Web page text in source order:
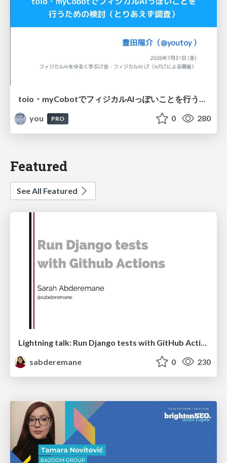
toio・myCobotでフィジカルAIっぽいことを行うための検討（とりあえず調査） / フィジカルAI LT（IoTLTによる開催）
you
PRO 0 280
Featured
See All Featured
sabderemane
0 230